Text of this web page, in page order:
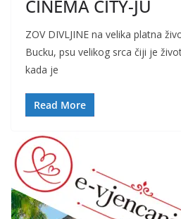
CINEMA CITY-JU
ZOV DIVLJINE na velika platna
Bucku, psu velikog srca čiji je
kada je
Read More